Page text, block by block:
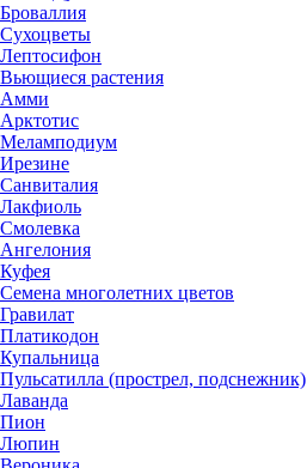
Броваллия
Сухоцветы
Лептосифон
Вьющиеся растения
Амми
Арктотис
Меламподиум
Ирезине
Санвиталия
Лакфиоль
Смолевка
Ангелония
Куфея
Семена многолетних цветов
Гравилат
Платикодон
Купальница
Пульсатилла (прострел, подснежник)
Лаванда
Пион
Люпин